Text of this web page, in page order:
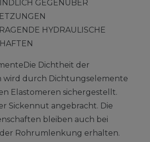
GEGENÜBER
HYDRAULISCHE
Dichtheit der
wird durch Dichtungselemente
Elastomeren sichergestellt.
Sickennut angebracht. Die
bleiben auch bei
Rohrumlenkung erhalten.